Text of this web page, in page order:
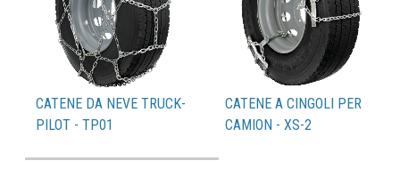
CATENE DA NEVE TRUCK-
PILOT - TP01
CATENE A CINGOLI PER
CAMION - XS-2